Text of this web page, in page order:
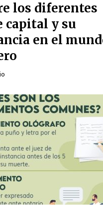
los diferentes
capital y su
en el